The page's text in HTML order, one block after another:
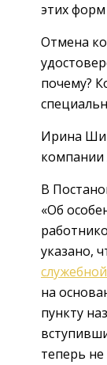
этих
Отмена
почему?
Ирина
компании
В
«Об
указано,
на
пункту
теперь не